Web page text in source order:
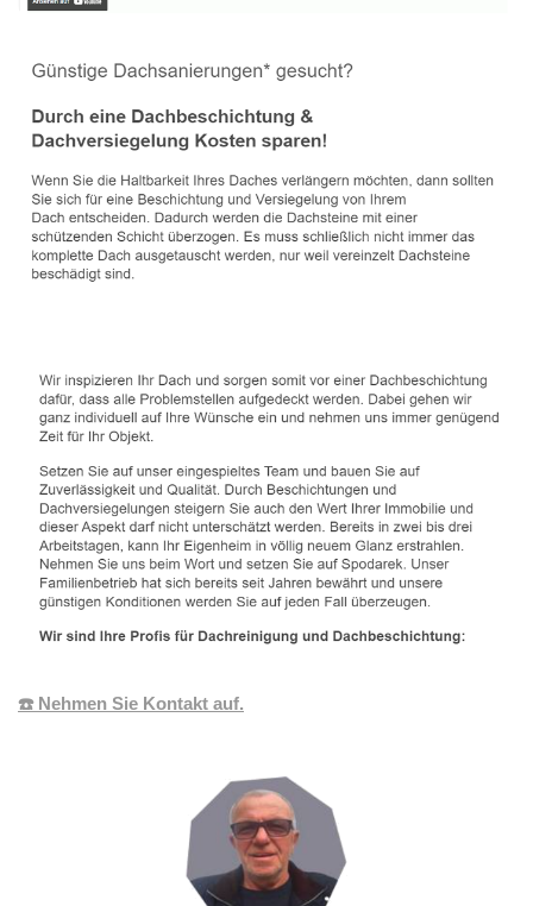
☎️ Nehmen Sie Kontakt auf.